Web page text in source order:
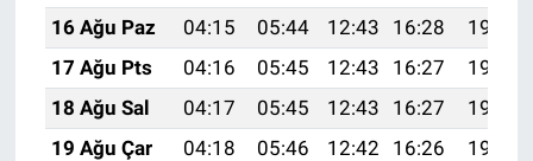
16 Ağu Paz
04:15 05:44 12:43 16:28
19:32
17 Ağu Pts
04:16 05:45 12:43 16:27
19:31
18 Ağu Sal
04:17 05:45 12:43 16:27
19:30
19 Ağu Çar
04:18 05:46 12:42 16:26
19:29